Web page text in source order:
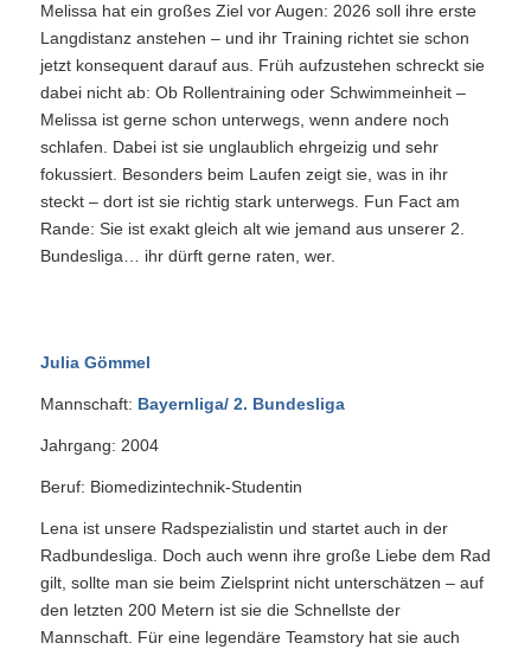
Melissa hat ein großes Ziel vor Augen: 2026 soll ihre erste
Langdistanz anstehen – und ihr Training richtet sie schon
jetzt konsequent darauf aus. Früh aufzustehen schreckt sie
dabei nicht ab: Ob Rollentraining oder Schwimmeinheit –
Melissa ist gerne schon unterwegs, wenn andere noch
schlafen. Dabei ist sie unglaublich ehrgeizig und sehr
fokussiert. Besonders beim Laufen zeigt sie, was in ihr
steckt – dort ist sie richtig stark unterwegs. Fun Fact am
Rande: Sie ist exakt gleich alt wie jemand aus unserer 2.
Bundesliga… ihr dürft gerne raten, wer.
Julia Gömmel
Mannschaft: Bayernliga/ 2. Bundesliga
Jahrgang: 2004
Beruf: Biomedizintechnik-Studentin
Lena ist unsere Radspezialistin und startet auch in der
Radbundesliga. Doch auch wenn ihre große Liebe dem Rad
gilt, sollte man sie beim Zielsprint nicht unterschätzen – auf
den letzten 200 Metern ist sie die Schnellste der
Mannschaft. Für eine legendäre Teamstory hat sie auch